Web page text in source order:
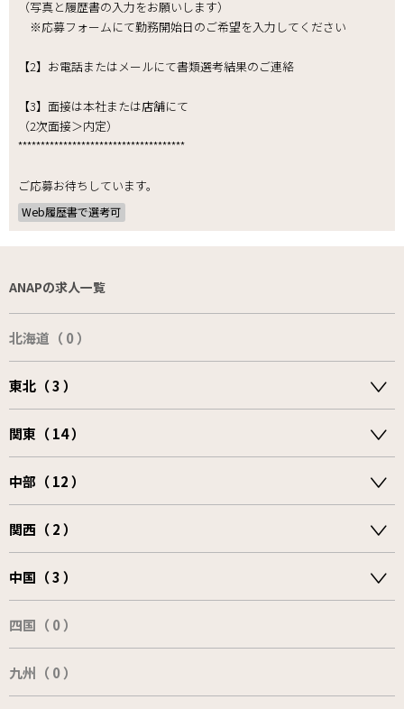
（写真と履歴書の入力をお願いします）
※応募フォームにて勤務開始日のご希望を入力してください
【2】お電話またはメールにて書類選考結果のご連絡
【3】面接は本社または店舗にて
（2次面接＞内定）
*************************************
ご応募お待ちしています。
Web履歴書で選考可
ANAPの求人一覧
北海道（ 0 ）
東北（ 3 ）
関東（ 14 ）
中部（ 12 ）
関西（ 2 ）
中国（ 3 ）
四国（ 0 ）
九州（ 0 ）